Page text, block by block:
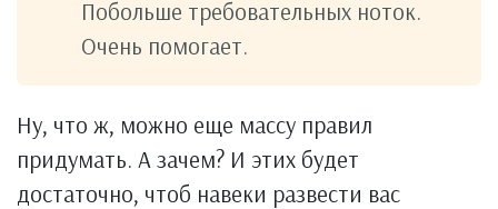
Побольше требовательных ноток.
Очень помогает.
Ну, что ж, можно еще массу правил
придумать. А зачем? И этих будет
достаточно, чтоб навеки развести вас